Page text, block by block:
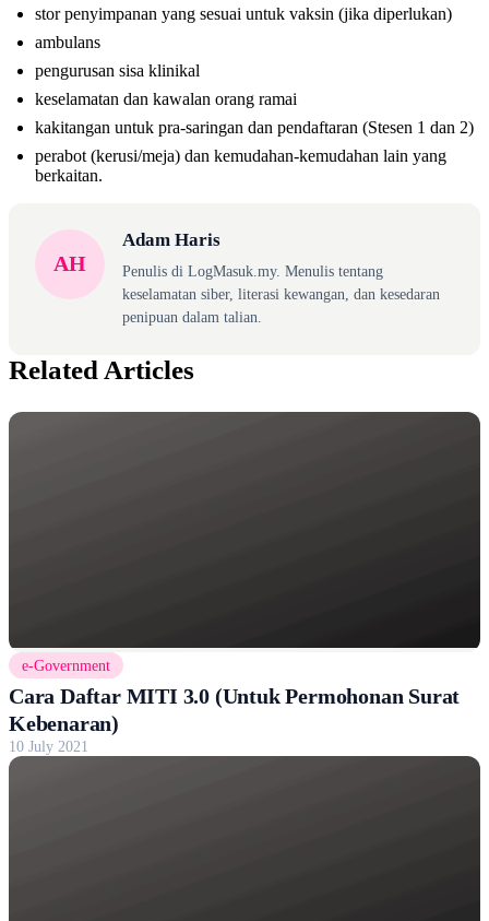
stor penyimpanan yang sesuai untuk vaksin (jika diperlukan)
ambulans
pengurusan sisa klinikal
keselamatan dan kawalan orang ramai
kakitangan untuk pra-saringan dan pendaftaran (Stesen 1 dan 2)
perabot (kerusi/meja) dan kemudahan-kemudahan lain yang
berkaitan.
AH
Adam Haris
Penulis di LogMasuk.my. Menulis tentang
keselamatan siber, literasi kewangan, dan kesedaran
penipuan dalam talian.
Related Articles
e-Government
Cara Daftar MITI 3.0 (Untuk Permohonan Surat
Kebenaran)
10 July 2021